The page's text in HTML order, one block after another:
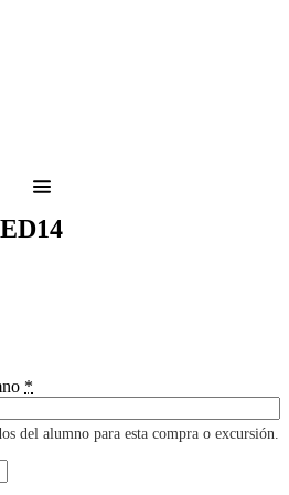
*
del alumno para esta compra o excursión.